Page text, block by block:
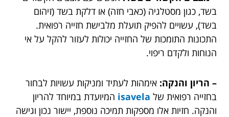
בשד, כגון מסטלגיה (כאבי חזה) או דלקת בשד (זיהום
בשד), עשויים להפיק תועלת מלבישת חזייה רפואית.
התכונות התומכות של החזייה יכולות לעזור להקל על אי
הנוחות ולקדם ריפוי.
– הריון והנקה: אימהות לעתיד ומניקות עשויות לבחור
בחזייה רפואית של isavela המיועדת במיוחד להריון
והנקה. חזיות אלו מספקות תמיכה נוספת, יישור נכון וגישה